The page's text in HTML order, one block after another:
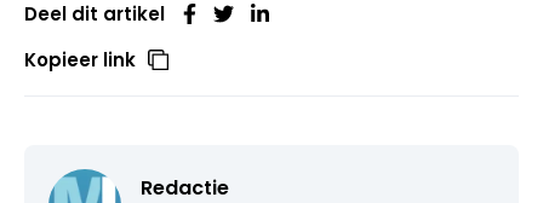
Deel dit artikel
Kopieer link
Redactie